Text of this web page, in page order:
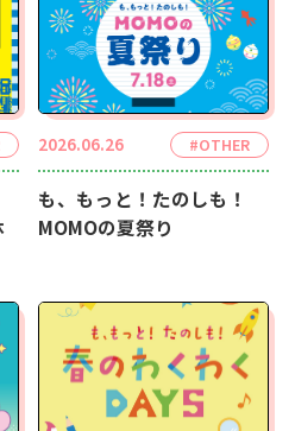
2026.06.26 #OTHER
も、もっと！たのしも！
MOMOの夏祭り